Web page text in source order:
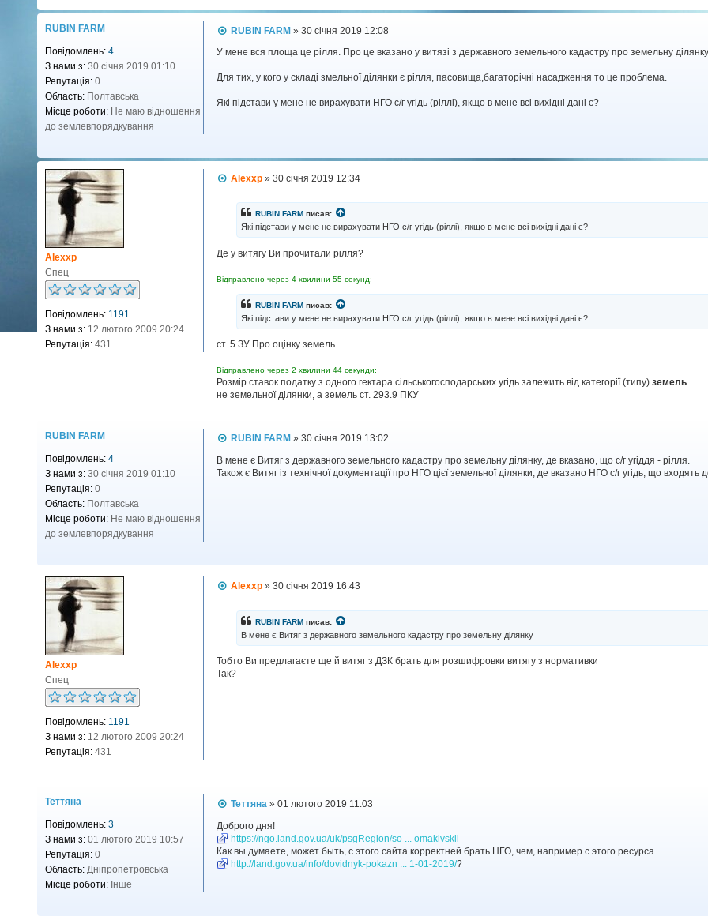
RUBIN FARM
Повідомлень: 4
З нами з: 30 січня 2019 01:10
Репутація: 0
Область: Полтавська
Місце роботи: Не маю відношення
до землевпорядкування
П
в
д
л
RUBIN FARM »30 січня 2019 12:08
У мене вся площа це рілля. Про це вказано у витязі з державного земельного кадастру про земельну ділянку.
Для тих, у кого у складі змельної ділянки є рілля, пасовища,багаторічні насадження то це проблема.
Які підстави у мене не вирахувати НГО с/г угідь (ріллі), якщо в мене всі вихідні дані є?
Alexxp
Спец
Повідомлень: 1191
З нами з: 12 лютого 2009 20:24
Репутація: 431
П
л
н
Alexxp »30 січня 2019 12:34
RUBIN FARM писав:
Які підстави у мене не вирахувати НГО с/г угідь (ріллі), якщо в мене всі вихідні дані є?
Де у витягу Ви прочитали рілля?
Відправлено через 4 хвилини 55 секунд:
RUBIN FARM писав:
Які підстави у мене не вирахувати НГО с/г угідь (ріллі), якщо в мене всі вихідні дані є?
ст. 5 ЗУ Про оцінку земель
Відправлено через 2 хвилини 44 секунди:
Розмір ставок податку з одного гектара сільськогосподарських угідь залежить від категорії (типу) земель
не земельної ділянки, а земель ст. 293.9 ПКУ
RUBIN FARM
Повідомлень: 4
З нами з: 30 січня 2019 01:10
Репутація: 0
Область: Полтавська
Місце роботи: Не маю відношення
до землевпорядкування
П
в
і
RUBIN FARM »30 січня 2019 13:02
В мене є Витяг з державного земельного кадастру про земельну ділянку, де вказано, що с/г угіддя - рілля.
Також є Витяг із технічної документації про НГО цієї земельної ділянки, де вказано НГО с/г угідь, що входять
Alexxp
Спец
Повідомлень: 1191
З нами з: 12 лютого 2009 20:24
Репутація: 431
П
л
е
Alexxp »30 січня 2019 16:43
RUBIN FARM писав:
В мене є Витяг з державного земельного кадастру про земельну ділянку
Тобто Ви предлагаєте ще й витяг з ДЗК брать для розшифровки витягу з нормативки
Так?
Теттяна
Повідомлень: 3
З нами з: 01 лютого 2019 10:57
Репутація: 0
Область: Дніпропетровська
Місце роботи: Інше
П
в
д
о
м
Теттяна »01 лютого 2019 11:03
Доброго дня!
https://ngo.land.gov.ua/uk/psgRegion/so ... omakivskii
Как вы думаете, может быть, с этого сайта корректней брать НГО, чем, например с этого ресурса
http://land.gov.ua/info/dovidnyk-pokazn ... 1-01-2019/?